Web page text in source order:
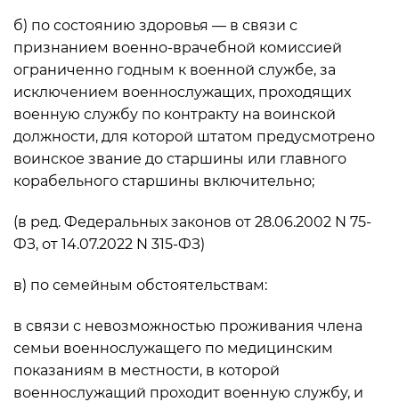
б) по состоянию здоровья — в связи с
признанием военно-врачебной комиссией
ограниченно годным к военной службе, за
исключением военнослужащих, проходящих
военную службу по контракту на воинской
должности, для которой штатом предусмотрено
воинское звание до старшины или главного
корабельного старшины включительно;
(в ред. Федеральных законов от 28.06.2002 N 75-
ФЗ, от 14.07.2022 N 315-ФЗ)
в) по семейным обстоятельствам:
в связи с невозможностью проживания члена
семьи военнослужащего по медицинским
показаниям в местности, в которой
военнослужащий проходит военную службу, и